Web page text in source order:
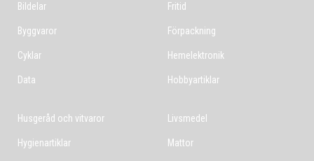
Bildelar
Byggvaror
Cyklar
Data
Fritid
Förpackning
Hemelektronik
Hobbyartiklar
Husgeråd och vitvaror
Hygienartiklar
Livsmedel
Mattor